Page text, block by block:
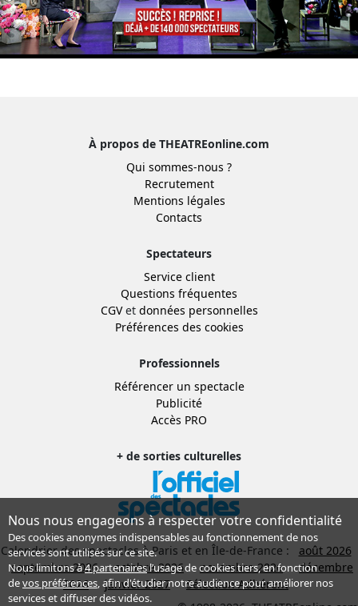
À propos de THEATREonline.com
Qui sommes-nous ?
Recrutement
Mentions légales
Contacts
Spectateurs
Service client
Questions fréquentes
CGVet données personnelles
Préférences des cookies
Professionnels
Référencer un spectacle
Publicité
Accès PRO
+ de sorties culturelles
Calendrier des spectacles à Paris et en Île-de-France :
août 2026
septembre 2026
octobre 2026 novembre 2026
décembre
2026
janvier 2027
Sélection Adhérent
Nous nous engageons à respecter votre confidentialité
Des cookies anonymes indispensables au fonctionnement de nos
services sont utilisés sur ce site.
Nous limitons à4 partenairesl’usage de cookies tiers, en fonction
devos préférences, afin d'étudier notre audience pour améliorer nos
services et diffuser des vidéos.